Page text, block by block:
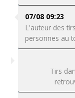
07/08 09:23
L'auteur des
personnes au
Tirs